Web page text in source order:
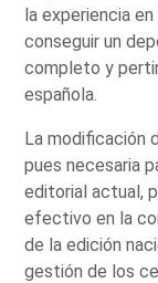
la experiencia
conseguir un
completo y
española.
La modificación
pues necesaria
editorial actual,
efectivo en la
de la edición
gestión de los